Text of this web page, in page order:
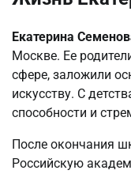
Екатерина
Москве. Ее
сфере, заложили
искусству. С
способности и
После окончания
Российскую